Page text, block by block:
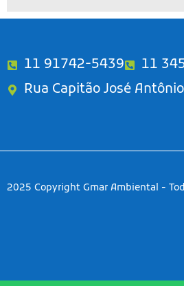
t
n
a
11 91742-5439 11
Rua Capitão José
2025 Copyright Gmar Ambiental -